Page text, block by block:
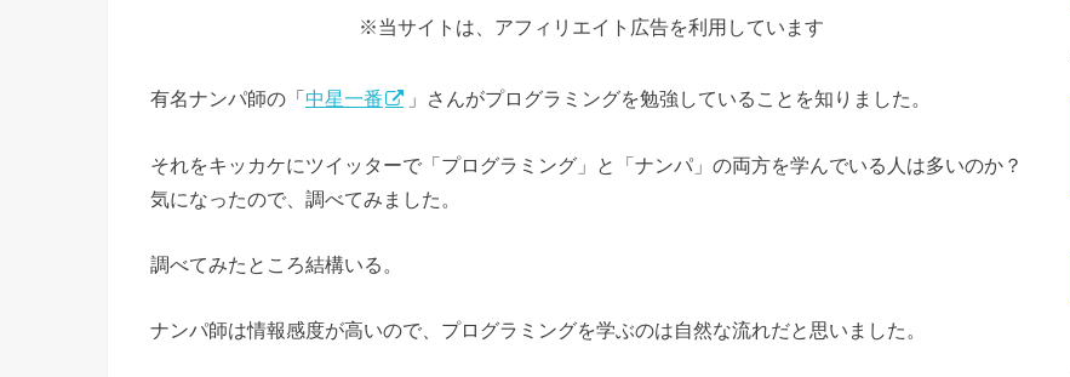
※当サイトは、アフィリエイト広告を利用しています
有名ナンパ師の「中星一番 」さんがプログラミングを勉強していることを知りました。
それをキッカケにツイッターで「プログラミング」と「ナンパ」の両方を学んでいる人は多いのか？
気になったので、調べてみました。
調べてみたところ結構いる。
ナンパ師は情報感度が高いので、プログラミングを学ぶのは自然な流れだと思いました。